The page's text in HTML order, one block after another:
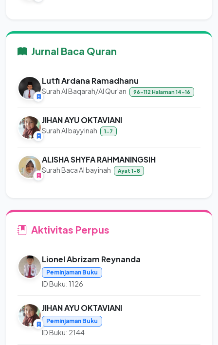
Jurnal Baca Quran
Lutfi Ardana Ramadhanu
Surah Al Baqarah/Al Qur'an 96-112 Halaman 14-16
JIHAN AYU OKTAVIANI
Surah Al bayyinah 1-7
ALISHA SHYFA RAHMANINGSIH
Surah Baca Al bayinah Ayat 1-8
Aktivitas Perpus
Lionel Abrizam Reynanda
Peminjaman Buku
ID Buku: 1126
JIHAN AYU OKTAVIANI
Peminjaman Buku
ID Buku: 2144